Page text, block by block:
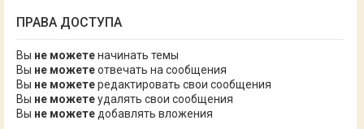
ПРАВА ДОСТУПА
Вы не можетеначинать темы
Вы не можетеотвечать на сообщения
Вы не можетередактировать свои сообщения
Вы не можетеудалять свои сообщения
Вы не можете добавлять вложения